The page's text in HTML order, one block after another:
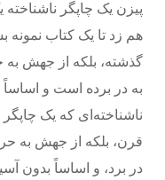
پیزن یک چاپگر
هم زد تا یک کتاب نمونه
گذشته، بلکه از جهش به
به در برده است و اساساً
ناشناخته‌ای که یک چاپگر
قرن، بلکه از جهش به
در برد، و اساساً بدون